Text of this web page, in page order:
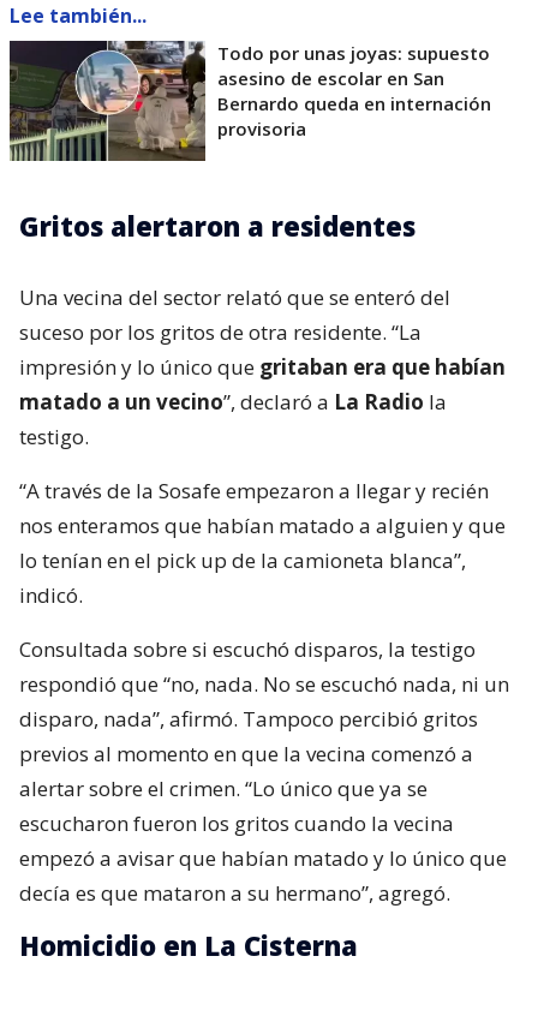
Lee también...
Todo por unas joyas: supuesto
asesino de escolar en San
Bernardo queda en internación
provisoria
Gritos alertaron a residentes
Una vecina del sector relató que se enteró del
suceso por los gritos de otra residente. “La
impresión y lo único que gritaban era que habían
matado a un vecino”, declaró a La Radio la
testigo.
“A través de la Sosafe empezaron a llegar y recién
nos enteramos que habían matado a alguien y que
lo tenían en el pick up de la camioneta blanca”,
indicó.
Consultada sobre si escuchó disparos, la testigo
respondió que “no, nada. No se escuchó nada, ni un
disparo, nada”, afirmó. Tampoco percibió gritos
previos al momento en que la vecina comenzó a
alertar sobre el crimen. “Lo único que ya se
escucharon fueron los gritos cuando la vecina
empezó a avisar que habían matado y lo único que
decía es que mataron a su hermano”, agregó.
Homicidio en La Cisterna